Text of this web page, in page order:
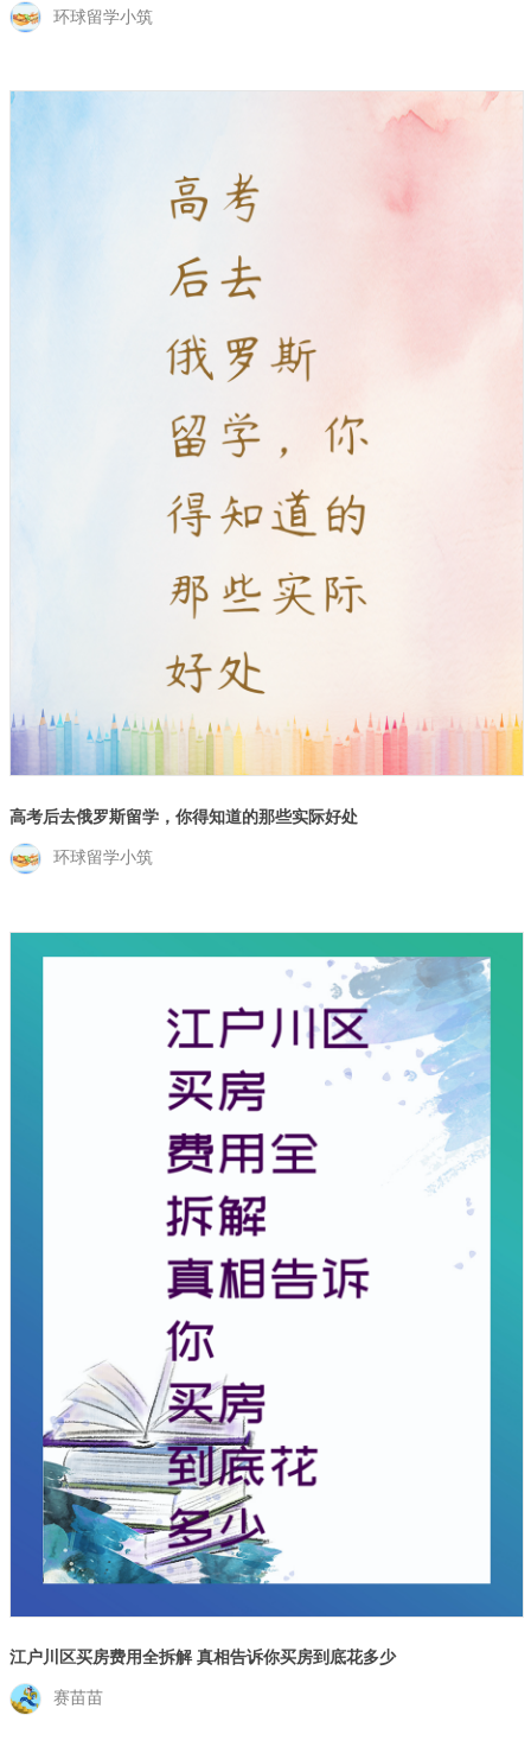
环球留学小筑
高考后去俄罗斯留学，你得知道的那些实际好处
环球留学小筑
江户川区买房费用全拆解 真相告诉你买房到底花多少
赛苗苗